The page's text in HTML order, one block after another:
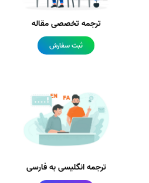
ترجمه تخصصی مقاله
ثبت سفارش
ترجمه انگلیسی به فارسی